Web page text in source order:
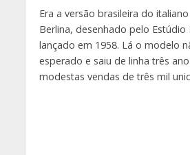
Era a versão brasileira do
Berlina, desenhado pelo Estúdio
lançado em 1958. Lá o modelo
esperado e saiu de linha três
modestas vendas de três mil